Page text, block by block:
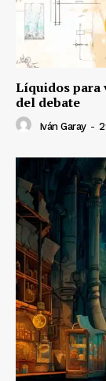
Líquidos para
del debate
Iván Garay -